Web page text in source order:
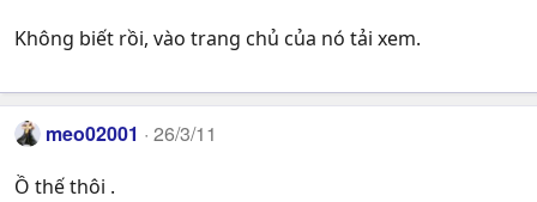
Không biết rồi, vào trang chủ của nó tải xem.
meo02001 26/3/11
Ồ thế thôi .